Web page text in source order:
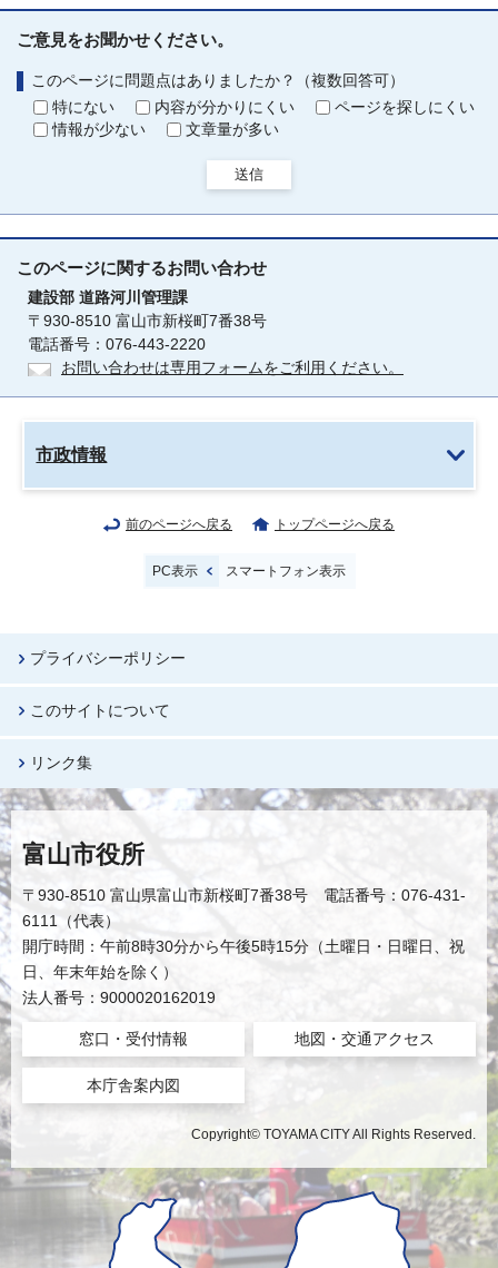
ご意見をお聞かせください。
このページに問題点はありましたか？（複数回答可）
特にない
内容が分かりにくい
ページを探しにくい
情報が少ない
文章量が多い
送信
このページに関するお問い合わせ
建設部 道路河川管理課
〒930-8510 富山市新桜町7番38号
電話番号：076-443-2220
お問い合わせは専用フォームをご利用ください。
市政情報
前のページへ戻る トップページへ戻る
PC表示 スマートフォン表示
プライバシーポリシー
このサイトについて
リンク集
富山市役所
〒930-8510 富山県富山市新桜町7番38号 電話番号：076-431-
6111（代表）
開庁時間：午前8時30分から午後5時15分（土曜日・日曜日、祝
日、年末年始を除く）
法人番号：9000020162019
窓口・受付情報 地図・交通アクセス
本庁舎案内図
Copyright© TOYAMA CITY All Rights Reserved.